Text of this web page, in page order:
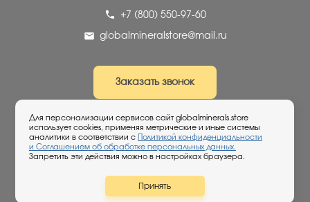
Для персонализации сервисов сайт globalminerals.store
использует cookies, применяя метрические и иные системы
аналитики в соответствии с
Политикой конфиденциальности
и Соглашением об обработке персональных данных.
Запретить эти действия можно в настройках браузера.
Принять
+7 (800) 550-97-60
globalmineralstore@mail.ru
Заказать звонок
Если вы не нашли на сайте нужный минерал -
просто отправьте заявку, мы постараемся вам
помочь!